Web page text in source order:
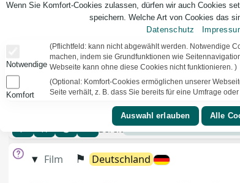
Quizfrage 3006
Bereit
▾ Film ⚑ Deutschland
Wenn Sie Komfort-Cookies zulassen, dürfen wir auch Cookies
speichern. Welche Art von Cookies das
Datenschutz
Notwendige
(Pflichtfeld: kann nicht abgewählt werden. Notwendige
machen, indem sie Grundfunktionen wie
Webseite kann ohne diese Cookies nicht funktionieren. )
Komfort
(Optional: Komfort-Cookies ermöglichen unserer
Seite verhält, z. B. dass Sie bereits für eine Umfrage